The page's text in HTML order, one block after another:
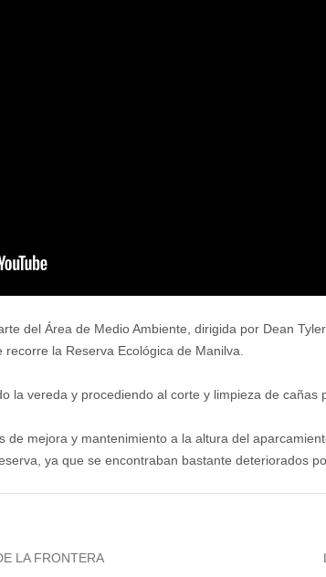
del Área de Medio Ambiente, dirigida por Dean
la Reserva Ecológica de Manilva.
la vereda y procediendo al corte y limpieza de cañas
de mejora y mantenimiento a la altura del
ya que se encontraban bastante deteriorados
LA FRONTERA